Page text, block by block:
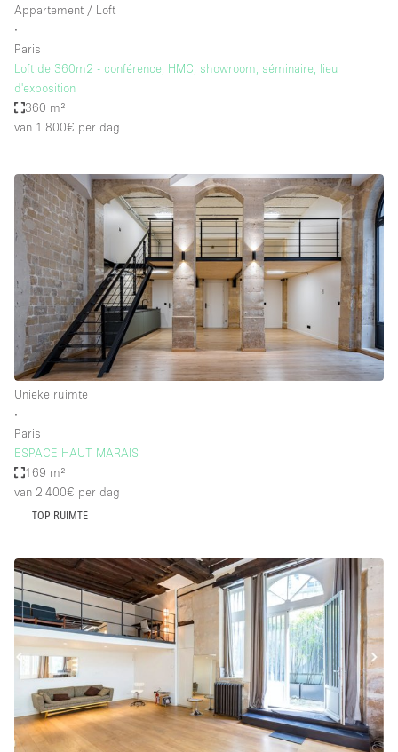
Appartement / Loft
∙
Paris
Loft de 360m2 - conférence, HMC, showroom, séminaire, lieu
d'exposition
360 m²
van 1.800€ per dag
Unieke ruimte
∙
Paris
ESPACE HAUT MARAIS
169 m²
van 2.400€ per dag
TOP RUIMTE